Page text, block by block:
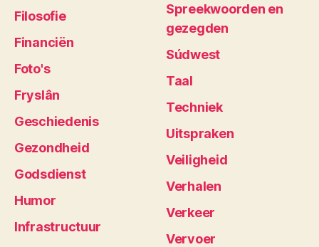
Filosofie
Financiën
Foto's
Fryslân
Geschiedenis
Gezondheid
Godsdienst
Humor
Infrastructuur
Spreekwoorden en
gezegden
Súdwest
Taal
Techniek
Uitspraken
Veiligheid
Verhalen
Verkeer
Vervoer